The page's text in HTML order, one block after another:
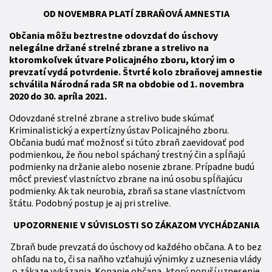
OD NOVEMBRA PLATÍ ZBRAŇOVÁAMNESTIA
Občania môžu beztrestne odovzdať do úschovy
nelegálne držané strelné zbrane a strelivo na
ktoromkoľvek útvare Policajného zboru, ktorý im o
prevzatí vydá potvrdenie. Štvrté kolo zbraňovej amnestie
schválila Národná rada SR na obdobie od 1. novembra
2020 do 30. apríla 2021.
Odovzdané strelné zbrane a strelivo bude skúmať
Kriminalistický a expertízny ústav Policajného zboru.
Občania budú mať možnosť si túto zbraň zaevidovať pod
podmienkou, že ňou nebol spáchaný trestný čin a spĺňajú
podmienky na držanie alebo nosenie zbrane. Prípadne budú
môcť previesť vlastníctvo zbrane na inú osobu spĺňajúcu
podmienky. Ak tak neurobia, zbraň sa stane vlastníctvom
štátu. Podobný postup je aj pri strelive.
UPOZORNENIE V SÚVISLOSTI SO ZÁKAZOM VYCHÁDZANIA
Zbraň bude prevzatá do úschovy od každého občana. A to bez
ohľadu na to, či sa naňho vzťahujú výnimky z uznesenia vlády